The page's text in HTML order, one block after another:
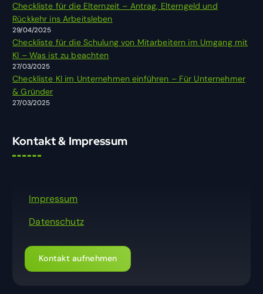
h
:
Checkliste für die Elternzeit – Antrag, Elterngeld und
Rückkehr ins Arbeitsleben
29/04/2025
Checkliste für die Schulung von Mitarbeitern im Umgang mit
KI – Was ist zu beachten
27/03/2025
Checkliste KI im Unternehmen einführen – Für Unternehmer
& Gründer
27/03/2025
Kontakt & Impressum
Impressum
Datenschutz
Kontakt aufnehmen